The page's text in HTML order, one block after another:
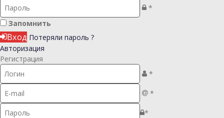
*
Запомнить
Вход Потеряли пароль ?
Авторизация
Регистрация
*
*
*